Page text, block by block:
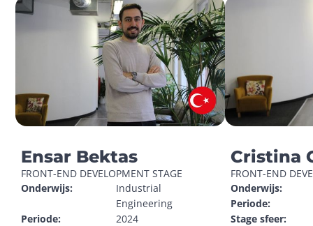
Ensar Bektas
FRONT-END DEVELOPMENT STAGE
Onderwijs:
Industrial
Engineering
Periode:
2024
Cristina
FRONT-END
Onderwijs:
Periode:
Stage sfeer: